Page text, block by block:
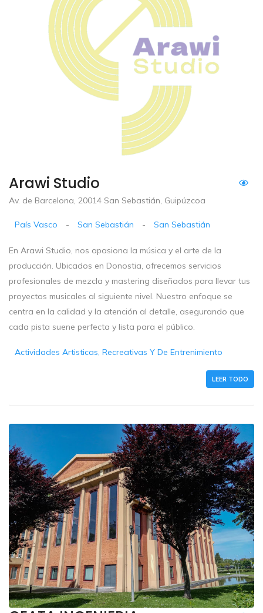
Arawi Studio
Av. de Barcelona, 20014 San Sebastián, Guipúzcoa
País Vasco - San Sebastián - San Sebastián
En Arawi Studio, nos apasiona la música y el arte de la
producción. Ubicados en Donostia, ofrecemos servicios
profesionales de mezcla y mastering diseñados para llevar tus
proyectos musicales al siguiente nivel. Nuestro enfoque se
centra en la calidad y la atención al detalle, asegurando que
cada pista suene perfecta y lista para el público.
Actividades Artisticas, Recreativas Y De Entrenimiento
LEER TODO